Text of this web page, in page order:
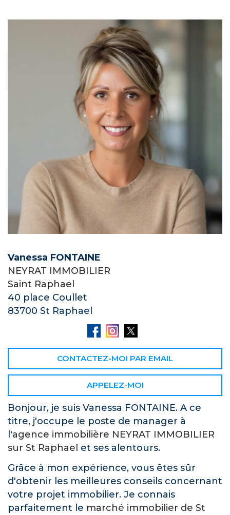
Vanessa FONTAINE
NEYRAT IMMOBILIER
Saint Raphael
40 place Coullet
83700 St Raphael
CONTACTEZ-MOI PAR EMAIL
APPELEZ-MOI
Bonjour, je suis Vanessa FONTAINE. A ce
titre, j'occupe le poste de manager à
l'agence immobilière NEYRAT IMMOBILIER
sur St Raphael et ses alentours.
Grâce à mon expérience, vous êtes sûr
d'obtenir les meilleures conseils concernant
votre projet immobilier. Je connais
parfaitement le marché immobilier de St